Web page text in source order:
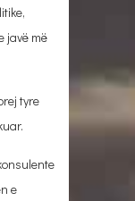
javë më
tyre
e